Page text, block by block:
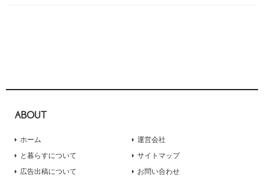
ABOUT
ホーム
と暮らすについて
広告出稿について
運営会社
サイトマップ
お問い合わせ